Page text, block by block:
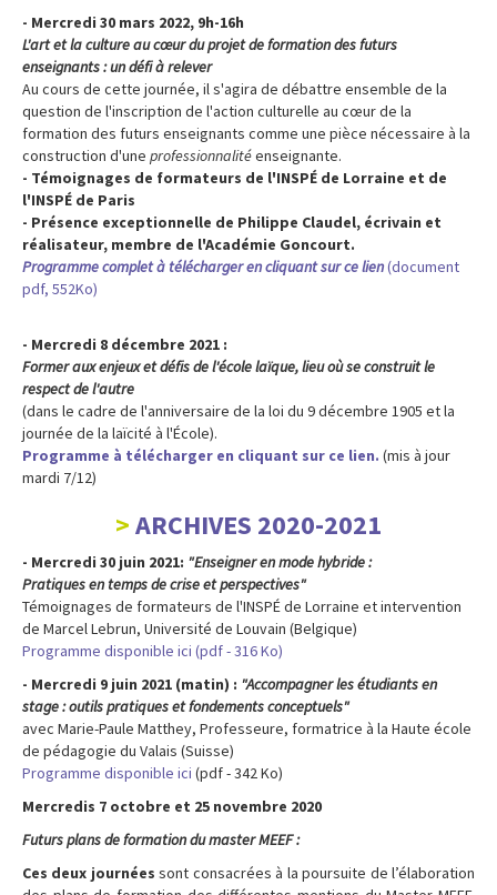
- Mercredi 30 mars 2022, 9h-16h
L'art et la culture au cœur du projet de formation des futurs
enseignants : un défi à relever
Au cours de cette journée, il s'agira de débattre ensemble de la
question de l'inscription de l'action culturelle au cœur de la
formation des futurs enseignants comme une pièce nécessaire à la
construction d'une professionnalitéenseignante.
- Témoignages de formateurs de l'INSPÉ de Lorraine et de
l'INSPÉ de Paris
- Présence exceptionnelle de Philippe Claudel, écrivain et
réalisateur, membre de l'Académie Goncourt.
Programme complet à télécharger en cliquant sur ce lien(document
pdf, 552Ko)
- Mercredi 8 décembre 2021 :
Former aux enjeux et défis de l'école laïque, lieu où se construit le
respect de l'autre
(dans le cadre de l'anniversaire de la loi du 9 décembre 1905 et la
journée de la laïcité à l'École).
Programme à télécharger en cliquant sur ce lien. (mis à jour
mardi 7/12)
ARCHIVES 2020-2021
- Mercredi 30 juin 2021: "Enseigner en mode hybride :
Pratiques en temps de crise et perspectives"
Témoignages de formateurs de l'INSPÉ de Lorraine et intervention
de Marcel Lebrun, Université de Louvain (Belgique)
Programme disponible ici (pdf - 316 Ko)
- Mercredi 9 juin 2021 (matin) : "Accompagner les étudiants en
stage : outils pratiques et fondements conceptuels"
avec Marie-Paule Matthey, Professeure, formatrice à la Haute école
de pédagogie du Valais (Suisse)
Programme disponible ici (pdf - 342 Ko)
Mercredis 7 octobre et 25 novembre 2020
Futurs plans de formation du master MEEF :
Ces deux journéessont consacrées à la poursuite de l’élaboration